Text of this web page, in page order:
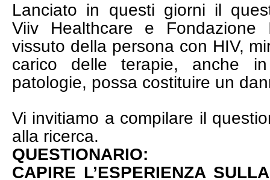
Lanciato in questi giorni il
Viiv Healthcare e Fondazione
vissuto della persona con HIV,
carico delle terapie, anche
patologie, possa costituire un
Vi invitiamo a compilare il
alla ricerca.
QUESTIONARIO:
CAPIRE L’ESPERIENZA